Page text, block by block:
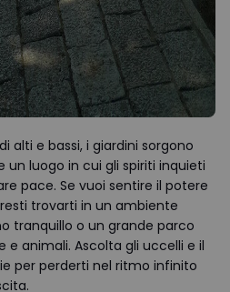
alti e bassi, i giardini sorgono
luogo in cui gli spiriti inquieti
pace. Se vuoi sentire il potere
trovarti in un ambiente
tranquillo o un grande parco
animali. Ascolta gli uccelli e il
per perderti nel ritmo infinito